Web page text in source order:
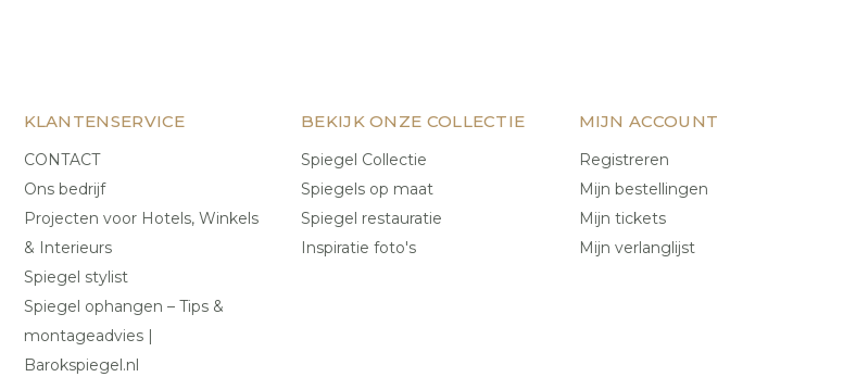
KLANTENSERVICE
CONTACT
Ons bedrijf
Projecten voor Hotels, Winkels
& Interieurs
Spiegel stylist
Spiegel ophangen – Tips &
montageadvies |
Barokspiegel.nl
BEKIJK ONZE COLLECTIE
Spiegel Collectie
Spiegels op maat
Spiegel restauratie
Inspiratie foto's
MIJN ACCOUNT
Registreren
Mijn bestellingen
Mijn tickets
Mijn verlanglijst